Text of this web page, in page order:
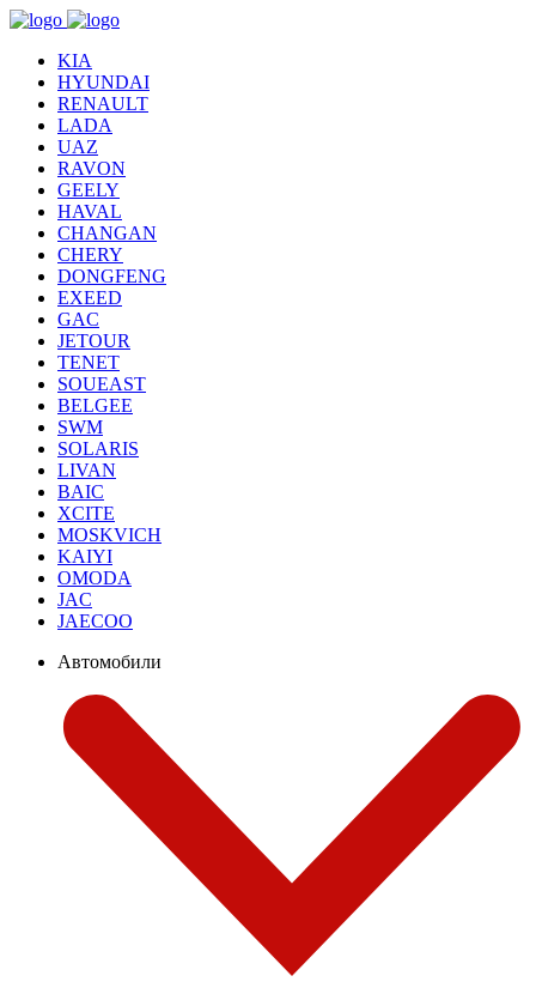
KIA
HYUNDAI
RENAULT
LADA
UAZ
RAVON
GEELY
HAVAL
CHANGAN
CHERY
DONGFENG
EXEED
GAC
JETOUR
TENET
SOUEAST
BELGEE
SWM
SOLARIS
LIVAN
BAIC
XCITE
MOSKVICH
KAIYI
OMODA
JAC
JAECOO
Автомобили